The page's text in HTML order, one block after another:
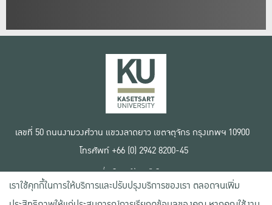
เลขที่ 50 ถนนงามวงศ์วาน แขวงลาดยาว เขตจตุจักร กรุงเทพฯ 10900
โทรศัพท์ +66 (0) 2942 8200-45
เงื่อนไขการใช้งานเว็บไซต์
ข้อตกลงด้านสิทธิ์ใช้งาน
นโยบายความเป็นส่วนตัว
เราใช้คุกกี้ในการให้บริการและปรับปรุงบริการของเรา ตลอดจนเพิ่ม